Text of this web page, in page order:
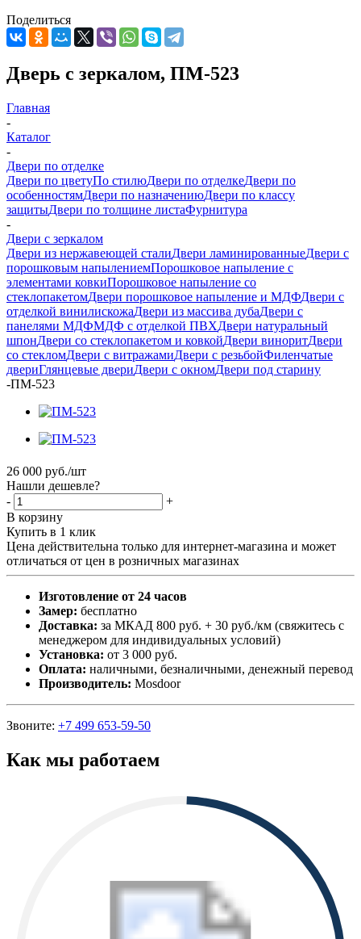
Поделиться
Дверь с зеркалом, ПМ-523
Главная
-
Каталог
-
Двери по отделке
Двери по цветуПо стилюДвери по отделкеДвери по
особенностямДвери по назначениюДвери по классу
защитыДвери по толщине листаФурнитура
-
Двери с зеркалом
Двери из нержавеющей сталиДвери ламинированныеДвери с
порошковым напылениемПорошковое напыление с
элементами ковкиПорошковое напыление со
стеклопакетомДвери порошковое напыление и МДФДвери с
отделкой винилискожаДвери из массива дубаДвери с
панелями МДФМДФ с отделкой ПВХДвери натуральный
шпонДвери со стеклопакетом и ковкойДвери виноритДвери
со стекломДвери с витражамиДвери с резьбойФиленчатые
двериГлянцевые двериДвери с окномДвери под старину
-ПМ-523
26 000 руб./шт
Нашли дешевле?
-
+
В корзину
Купить в 1 клик
Цена действительна только для интернет-магазина и может
отличаться от цен в розничных магазинах
Изготовление от 24 часов
Замер: бесплатно
Доставка: за МКАД 800 руб. + 30 руб./км (свяжитесь с
менеджером для индивидуальных условий)
Установка: от 3 000 руб.
Оплата: наличными, безналичными, денежный перевод
Производитель: Mosdoor
Звоните: +7 499 653-59-50
Как мы работаем